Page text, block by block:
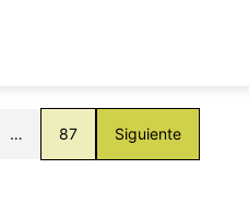
… 87 Siguiente